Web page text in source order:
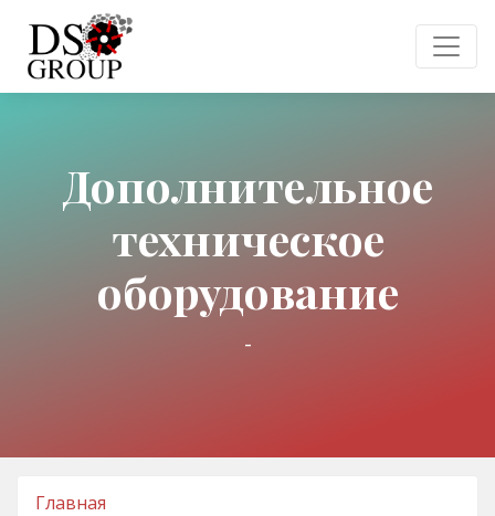
Дополнительное
техническое
оборудование
-
Главная